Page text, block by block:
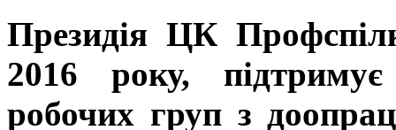
Президія ЦК
2016 року,
робочих груп з